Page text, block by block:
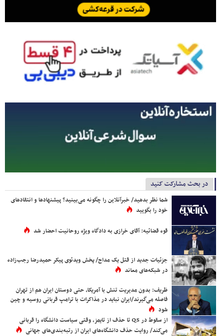
در بحث مشارکت کنید
شما نظر بدهید/ خبرآنلاین را چگونه می‌بینید؟ پیشنهادها و انتقادهای
خود را بگویید
قوه قضائیه: آقای خرازی به دادگاه ویژه روحانیت احضار شد
جزئیات جدید از قتل یک مداح/ پخش ویدئوی پیکر حمیدرضا رجب‌زاده
در شبکه‌های معاند
ظریف: بدون مدیریت تنش با آمریکا، حتی دوستان ایران هم از تهران
فاصله می‌گیرند/ایران نباید در مذاکرات با ترامپ قربانی روسیه و چین
شود
از سقوط در QS تا حذف از تایمز، وقتی سیاست دانشگاه را قربانی
می‌کند/ روایت حذف دانشگاه‌های ایران از رتبه‌بندی‌های جهانی